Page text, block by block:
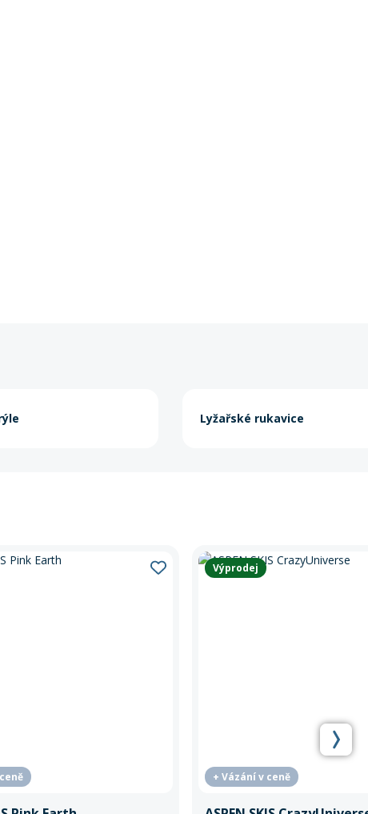
Lyžařské rukavice
Výprodej
+ Vázání v ceně